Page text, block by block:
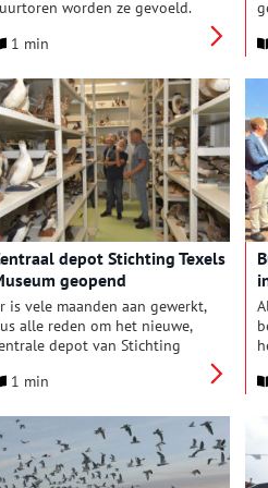
worden ze gevoeld.
de toekomst te behouden,
gebeurtenis
Helaas gaat het niet
een onzichtbare
1 min
depot Stichting Texels
geopend
is vele maanden aan gewerkt,
alle reden om het nieuwe,
depot van Stichting
Op woensdag 3
konden genodigden in groepjes
de indrukwekkende aanwinst
van de stichting bekijken. De
leidden de
1 min